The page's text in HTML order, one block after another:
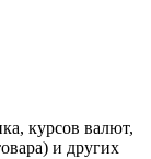
курсов валют,
и других